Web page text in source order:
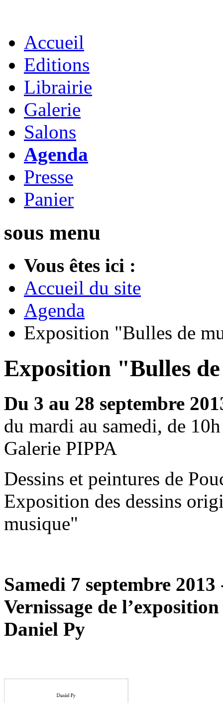
Accueil
Editions
Librairie
Galerie
Salons
Agenda
Presse
Panier
sous menu
Vous êtes ici :
Accueil du site
Agenda
Exposition "Bulles de
Exposition "Bulles
Du 3 au 28 septembre
du mardi au samedi, de
Galerie PIPPA
Dessins et peintures de
Exposition des dessins
musique"
Samedi 7 septembre
Vernissage de
Daniel Py